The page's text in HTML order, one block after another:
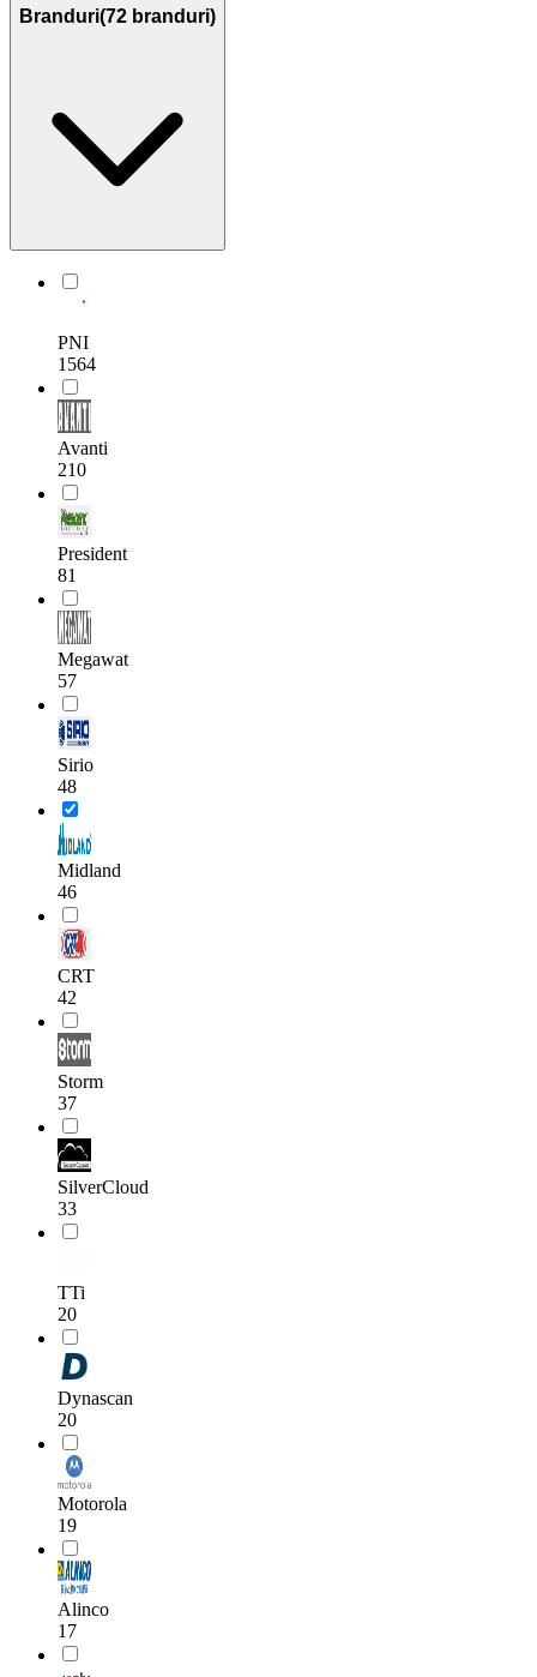
Branduri(72 branduri)
PNI
1564
Avanti
210
President
81
Megawat
57
Sirio
48
Midland
46
CRT
42
Storm
37
SilverCloud
33
TTi
20
Dynascan
20
Motorola
19
Alinco
17